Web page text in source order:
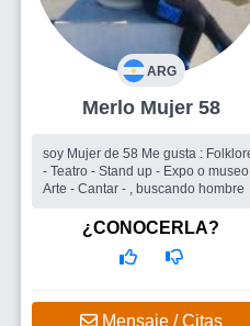
ARG
Merlo Mujer 58
soy Mujer de 58 Me gusta : Folklore
- Teatro - Stand up - Expo o museo
Arte - Cantar - , buscando hombre
¿CONOCERLA?
Mensaje / Citas